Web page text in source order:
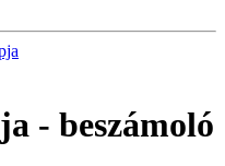
- beszámoló